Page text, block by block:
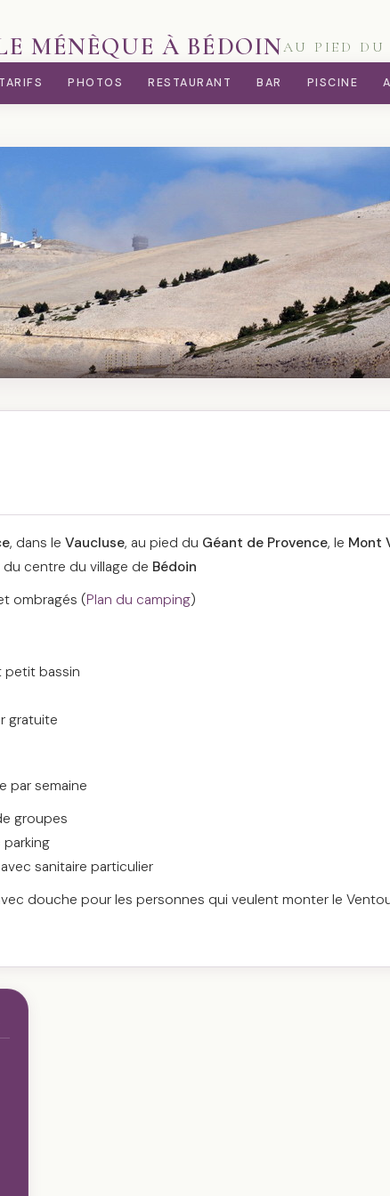
MÉNÈQUE À BÉDOINAU PIED
TARIFS PHOTOS RESTAURANT BAR PISCINE
, dans le Vaucluse, au pied du Géant de Provence, le Mont
du centre du village de Bédoin
ombragés (Plan du camping)
petit bassin
gratuite
par semaine
groupes
sanitaire particulier
douche pour les personnes qui veulent monter le